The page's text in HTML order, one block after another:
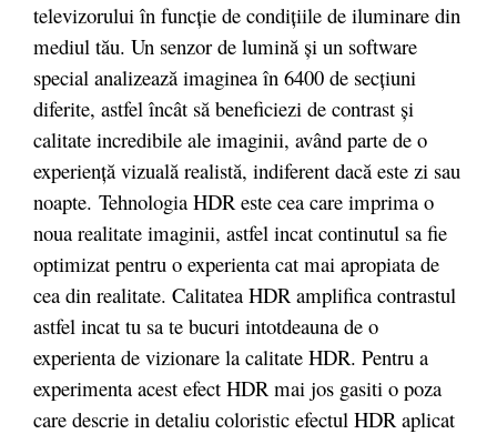
televizorului în funcţie de condiţiile de iluminare din
mediul tău. Un senzor de lumină şi un software
special analizează imaginea în 6400 de secţiuni
diferite, astfel încât să beneficiezi de contrast şi
calitate incredibile ale imaginii, având parte de o
experienţă vizuală realistă, indiferent dacă este zi sau
noapte. Tehnologia HDR este cea care imprima o
noua realitate imaginii, astfel incat continutul sa fie
optimizat pentru o experienta cat mai apropiata de
cea din realitate. Calitatea HDR amplifica contrastul
astfel incat tu sa te bucuri intotdeauna de o
experienta de vizionare la calitate HDR. Pentru a
experimenta acest efect HDR mai jos gasiti o poza
care descrie in detaliu coloristic efectul HDR aplicat